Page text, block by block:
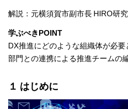
解説：元横須賀市副市長 HIRO研
学ぶべきPOINT
DX推進にどのような組織体が必
部門との連携による推進チームの
１ はじめに